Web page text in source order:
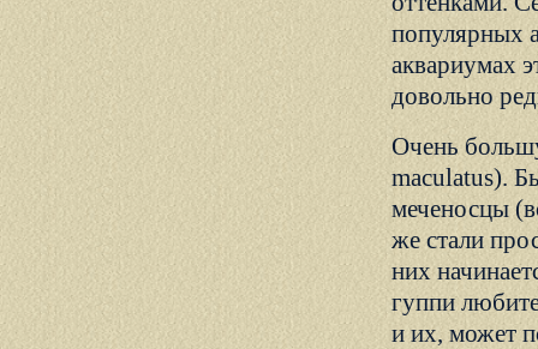
популярных
аквариумах
довольно
Очень
maculatus).
меченосцы
же стали
них
гуппи
и их, может